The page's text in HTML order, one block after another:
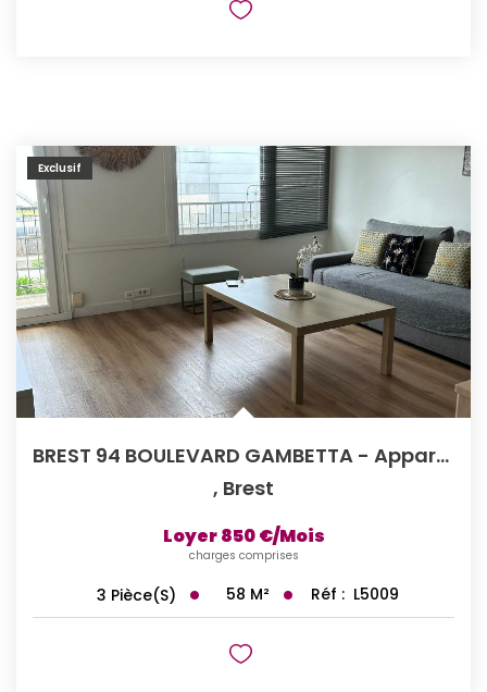
Exclusif
BREST 94 BOULEVARD GAMBETTA - Appartement T3 Meublé De 58m²
, Brest
Loyer 850 €/mois
charges comprises
3 Pièce(s) 58 M² Réf : L5009